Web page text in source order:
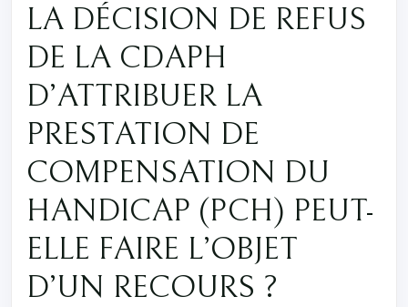
LA DÉCISION DE REFUS
DE LA CDAPH
D’ATTRIBUER LA
PRESTATION DE
COMPENSATION DU
HANDICAP (PCH) PEUT-
ELLE FAIRE L’OBJET
D’UN RECOURS ?